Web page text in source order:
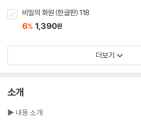
비밀의 화원 (한글판) 118
6% 1,390원
더보기
소개
▶ 내용 소개